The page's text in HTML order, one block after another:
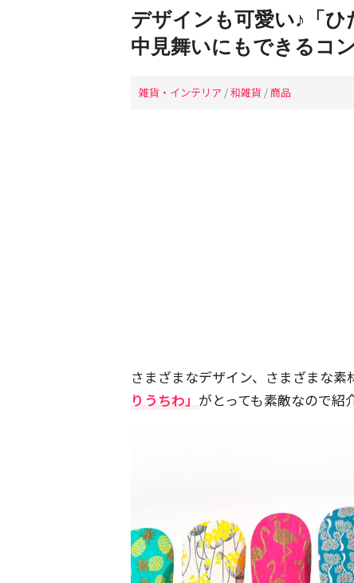
デザインも可愛い♪「
中見舞いにもできるコ
雑貨・インテリア /和雑貨 / 商品
さまざまなデザイン、さまざまな
りうちわ」 がとっても素敵なので紹